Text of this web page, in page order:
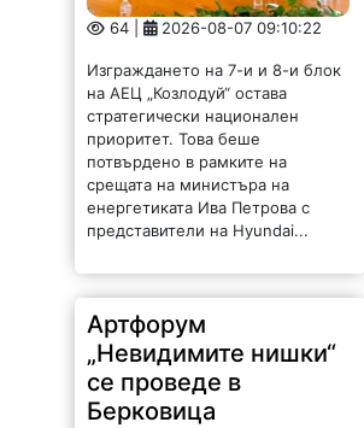
64 | 2026-08-07 09:10:22
Изграждането на 7-и и 8-и блок
на АЕЦ „Козлодуй“ остава
стратегически национален
приоритет. Това беше
потвърдено в рамките на
срещата на министъра на
енергетиката Ива Петрова с
представители на Hyundai...
Артфорум
„Невидимите нишки“
се проведе в
Берковица